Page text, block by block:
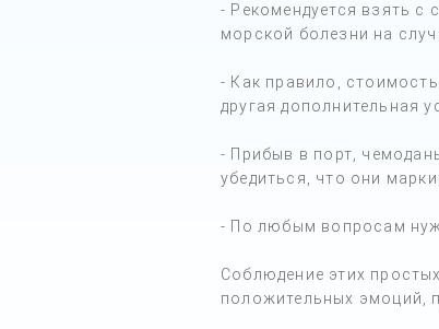
- Рекомендуется взять с
морской болезни на
- Как правило,
другая дополнительная
- Прибыв в порт,
убедиться, что они
- По любым вопросам
Соблюдение этих
положительных эмоций,